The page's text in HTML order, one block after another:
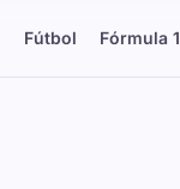
Fútbol Fórmula 1